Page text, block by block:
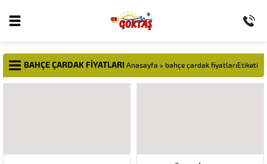
BAHÇE ÇARDAK FIYATLARI Anasayfa » bahçe çardak fiyatlarıEtiketi